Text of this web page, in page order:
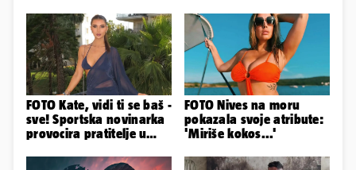
FOTO Kate, vidi ti se baš -
sve! Sportska novinarka
provocira pratitelje u
FOTO Nives na moru
pokazala svoje atribute:
'Miriše kokos...'